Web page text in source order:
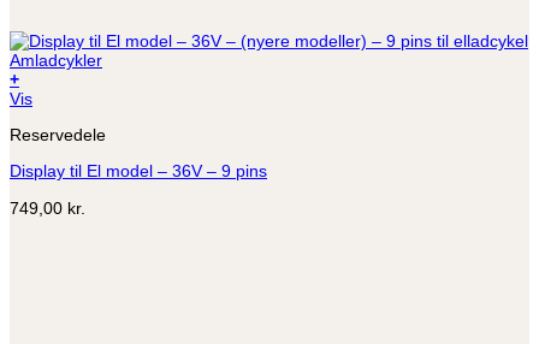
+
Vis
Reservedele
Display til El model – 36V – 9 pins
749,00 kr.